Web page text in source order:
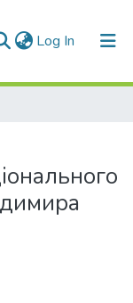
Log In (current)